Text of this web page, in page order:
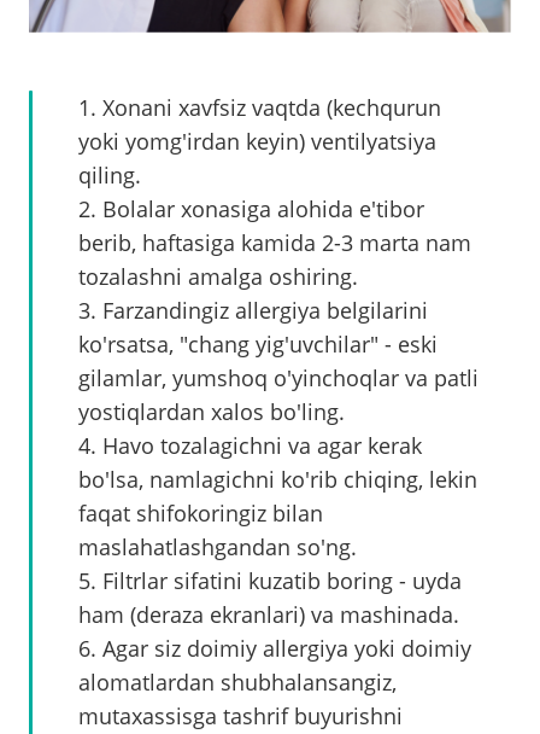
1. Xonani xavfsiz vaqtda (kechqurun
yoki yomg'irdan keyin) ventilyatsiya
qiling.
2. Bolalar xonasiga alohida e'tibor
berib, haftasiga kamida 2-3 marta nam
tozalashni amalga oshiring.
3. Farzandingiz allergiya belgilarini
ko'rsatsa, "chang yig'uvchilar" - eski
gilamlar, yumshoq o'yinchoqlar va patli
yostiqlardan xalos bo'ling.
4. Havo tozalagichni va agar kerak
bo'lsa, namlagichni ko'rib chiqing, lekin
faqat shifokoringiz bilan
maslahatlashgandan so'ng.
5. Filtrlar sifatini kuzatib boring - uyda
ham (deraza ekranlari) va mashinada.
6. Agar siz doimiy allergiya yoki doimiy
alomatlardan shubhalansangiz,
mutaxassisga tashrif buyurishni